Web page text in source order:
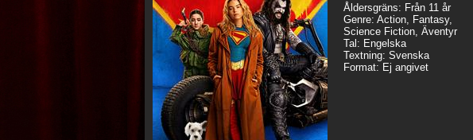
Åldersgräns: Från 11 år
Genre: Action, Fantasy,
Science Fiction, Äventyr
Tal: Engelska
Textning: Svenska
Format: Ej angivet